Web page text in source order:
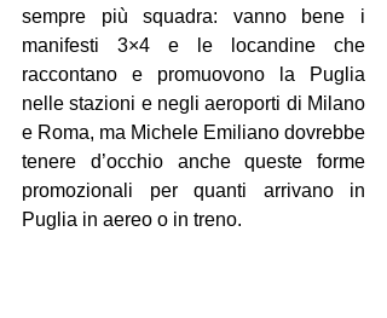
sempre più squadra: vanno bene i
manifesti 3×4 e le locandine che
raccontano e promuovono la Puglia
nelle stazioni e negli aeroporti di Milano
e Roma, ma Michele Emiliano dovrebbe
tenere d’occhio anche queste forme
promozionali per quanti arrivano in
Puglia in aereo o in treno.